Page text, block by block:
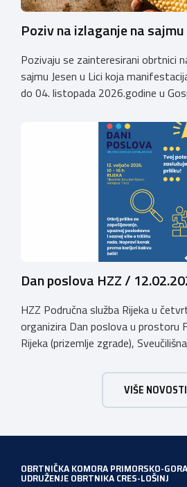
Poziv na izlaganje na sajmu
Pozivaju se zainteresirani obrtnici
sajmu Jesen u Lici koja
do 04. listopada 2026.godine u
u Gospiću i prerasla je u
kulturnu i etno manifestaciju na
županije. Organizator izložbe […]
Dan poslova HZZ /
HZZ Područna služba Rijeka u
organizira Dan poslova u
Rijeka (prizemlje zgrade),
sajamsko-edukativno događanje
poslova nudi: U okviru Dana
služba Rijeka održati će
VIŠE NOVOSTI
OBRTNIČKA KOMORA PRIMORSKO-
UDRUŽENJE OBRTNIKA CRES-LOŠINJ